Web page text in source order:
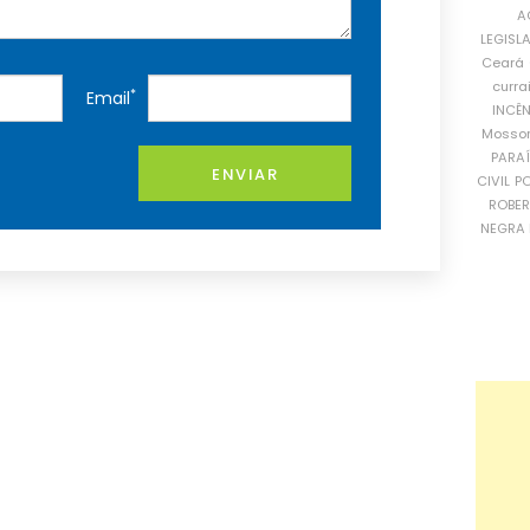
Email*
ENVIAR
Ceará
CIVIL
NEGRA